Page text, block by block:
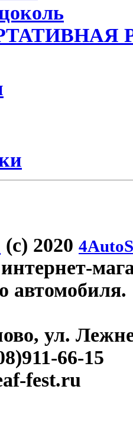
(c) 2020
автомобиля.
ул.
66-15
fest.ru